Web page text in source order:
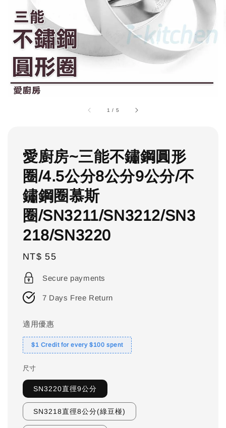
1 / 5
愛廚房~三能不鏽鋼圓形
圈/4.5公分8公分9公分/不
鏽鋼圈慕斯
圈/SN3211/SN3212/SN3
218/SN3220
Regular
price
NT$ 55
Secure payments
7 Days Free Return
適用優惠
$1 Credit for every $100 spent
尺寸
SN3220直徑9公分
SN3218直徑8公分(綠豆椪)